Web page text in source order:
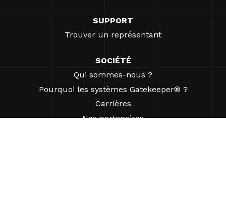
SUPPORT
Trouver un représentant
SOCIÉTÉ
Qui sommes-nous ?
Pourquoi les systèmes Gatekeeper® ?
Carrières
Nos partenaires